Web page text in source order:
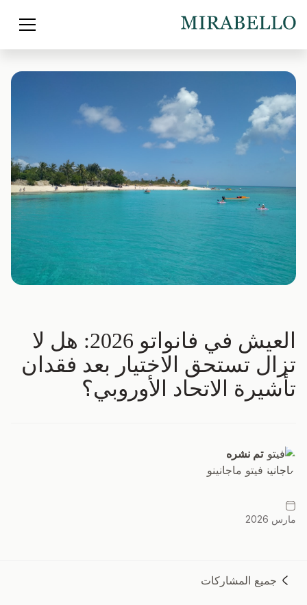
العيش في فانواتو 2026: هل لا
تزال تستحق الاختيار بعد فقدان
تأشيرة الاتحاد الأوروبي؟
تم نشره
فيتو ماجانينو
مارس 2026
جميع المشاركات